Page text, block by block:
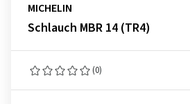
MICHELIN
Schlauch MBR 14 (TR4)
(0)